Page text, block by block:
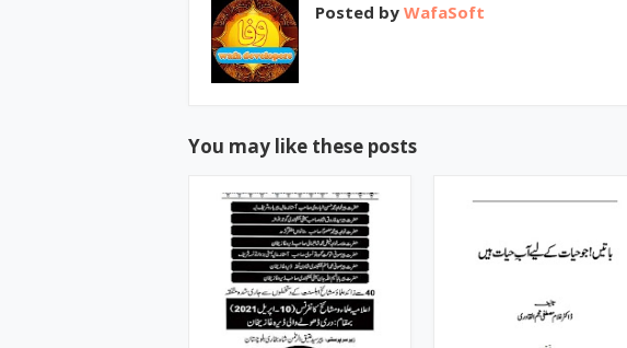
Posted by WafaSoft
You may like these posts